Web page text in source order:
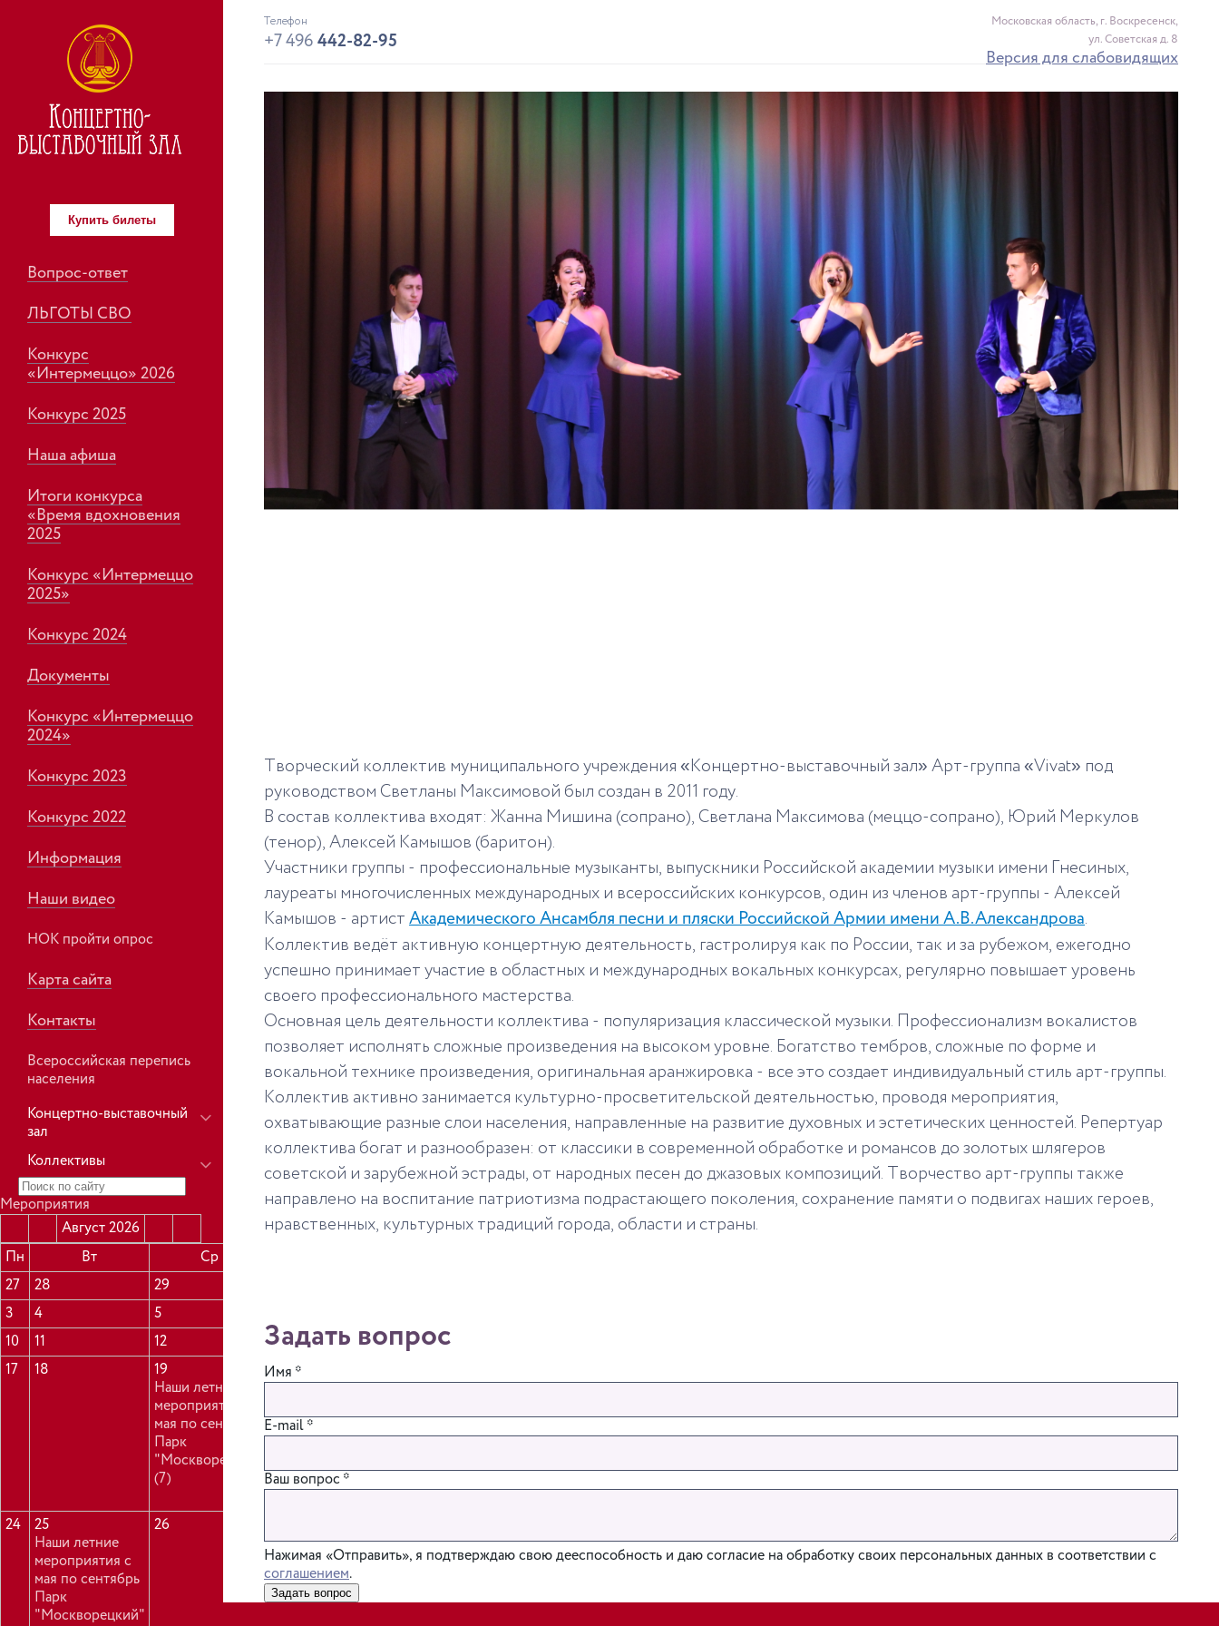
Купить билеты
Вопрос-ответ
ЛЬГОТЫ СВО
Конкурс
«Интермеццо» 2026
Конкурс 2025
Наша афиша
Итоги конкурса
«Время вдохновения
2025
Конкурс «Интермеццо
2025»
Конкурс 2024
Документы
Конкурс «Интермеццо
2024»
Конкурс 2023
Конкурс 2022
Информация
Наши видео
НОК пройти опрос
Карта сайта
Контакты
Всероссийская перепись
населения
Концертно-выставочный
зал
Коллективы
Мероприятия
Август2026
Пн
Вт Ср
27
28 29
3
4 5
10
11 12 13 14 15
16
17
18
19
Наши летние
мероприятия с
мая по сентябрь
Парк
"Москворецкий"
(7)
20
Наши летние
с мая по
сентябрь
"Кривякино"
(3)
24
25
Наши летние
мероприятия с
мая по сентябрь
Парк
"Москворецкий"
26
Наши летние
мероприятия
с мая по
сентябрь
Телефон
+7 496442-82-95
Московская область, г. Воскресенск,
ул. Советская д. 8
Версия для слабовидящих
Творческий коллектив муниципального учреждения «Концертно-выставочный зал» Арт-группа «Vivat» под
руководством Светланы Максимовой был создан в 2011 году.
В состав коллектива входят: Жанна Мишина (сопрано), Светлана Максимова (меццо-сопрано), Юрий Меркулов
(тенор), Алексей Камышов (баритон).
Участники группы - профессиональные музыканты, выпускники Российской академии музыки имени Гнесиных,
лауреаты многочисленных международных и всероссийских конкурсов, один из членов арт-группы - Алексей
Камышов - артистАкадемического Ансамбля песни и пляски Российской Армии имени А.В.Александрова.
Коллектив ведёт активную концертную деятельность, гастролируя как по России, так и за рубежом, ежегодно
успешно принимает участие в областных и международных вокальных конкурсах, регулярно повышает уровень
своего профессионального мастерства.
Основная цель деятельности коллектива - популяризация классической музыки. Профессионализм вокалистов
позволяет исполнять сложные произведения на высоком уровне. Богатство тембров, сложные по форме и
вокальной технике произведения, оригинальная аранжировка - все это создает индивидуальный стиль арт-группы.
Коллектив активно занимается культурно-просветительской деятельностью, проводя мероприятия,
охватывающие разные слои населения, направленные на развитие духовных и эстетических ценностей. Репертуар
коллектива богат и разнообразен: от классики в современной обработке и романсов до золотых шлягеров
советской и зарубежной эстрады, от народных песен до джазовых композиций. Творчество арт-группы также
направлено на воспитание патриотизма подрастающего поколения, сохранение памяти о подвигах наших героев,
нравственных, культурных традиций города, области и страны.
Задать вопрос
Имя *
E-mail*
Ваш вопрос*
Нажимая «Отправить», я подтверждаю свою дееспособность и даю согласие на обработку своих персональных данных в соответствии с
соглашением.
Задать вопрос